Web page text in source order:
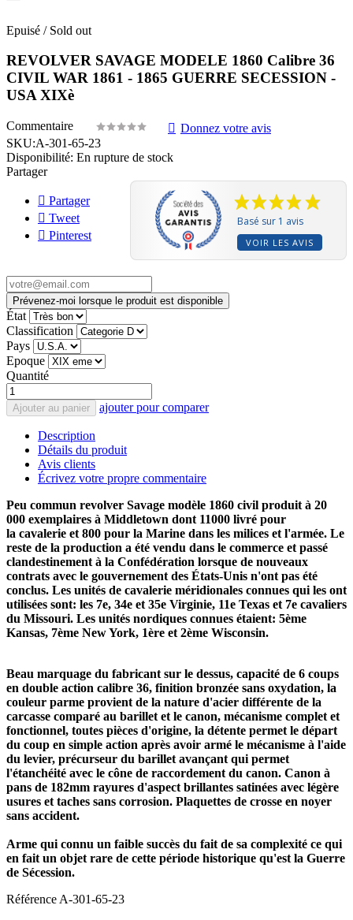
Epuisé / Sold out
REVOLVER SAVAGE MODELE 1860 Calibre 36
CIVIL WAR 1861 - 1865 GUERRE SECESSION -
USA XIXè
Commentaire
Donnez votre avis
SKU:A-301-65-23
Disponibilité: En rupture de stock
Basé sur 1 avis
VOIR LES AVIS
Partager
Partager
Tweet
Pinterest
Prévenez-moi lorsque le produit est disponible
État
Classification
Pays
Epoque
Quantité
Ajouter au panier ajouter pour comparer
Description
Détails du produit
Avis clients
Écrivez votre propre commentaire
Peu commun revolver Savage modèle 1860 civil produit à 20
000 exemplaires à Middletown dont 11000 livré pour
la cavalerie et 800 pour la Marine dans les milices et l'armée. Le
reste de la production a été vendu dans le commerce et passé
clandestinement à la Confédération lorsque de nouveaux
contrats avec le gouvernement des États-Unis n'ont pas été
conclus. Les unités de cavalerie méridionales connues qui les ont
utilisées sont: les 7e, 34e et 35e Virginie, 11e Texas et 7e cavaliers
du Missouri. Les unités nordiques connues étaient: 5ème
Kansas, 7ème New York, 1ère et 2ème Wisconsin.
Beau marquage du fabricant sur le dessus, capacité de 6 coups
en double action calibre 36, finition bronzée sans oxydation, la
couleur parme provient de la nature d'acier différente de la
carcasse comparé au barillet et le canon, mécanisme complet et
fonctionnel, toutes pièces d'origine, la détente permet le départ
du coup en simple action après avoir armé le mécanisme à l'aide
du levier, précurseur du barillet avançant qui permet
l'étanchéité avec le cône de raccordement du canon. Canon à
pans de 182mm rayures d'aspect brillantes satinées avec légère
usures et taches sans corrosion. Plaquettes de crosse en noyer
sans accident.
Arme qui connu un faible succès du fait de sa complexité ce qui
en fait un objet rare de cette période historique qu'est la Guerre
de Sécession.
Référence A-301-65-23